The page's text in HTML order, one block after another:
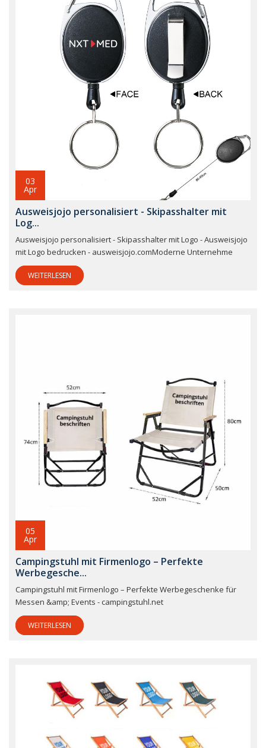
03
Apr
Ausweisjojo personalisiert - Skipasshalter mit
Log...
Ausweisjojo personalisiert - Skipasshalter mit Logo - Ausweisjojo
mit Logo bedrucken - ausweisjojo.comModerne Unternehme
WEITERLESEN
05
Apr
Campingstuhl mit Firmenlogo – Perfekte
Werbegesche...
Campingstuhl mit Firmenlogo – Perfekte Werbegeschenke für
Messen &amp; Events - campingstuhl.net
WEITERLESEN